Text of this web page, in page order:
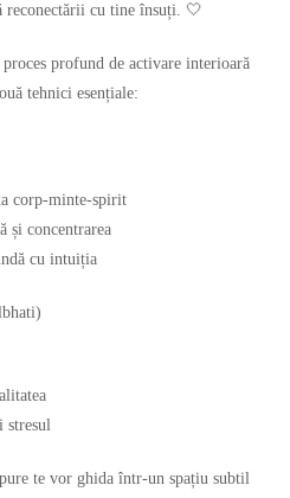
reconectării cu tine însuți. 🤍
profund de activare interioară
tehnici esențiale:
corp-minte-spirit
și concentrarea
cu intuiția
stresul
te vor ghida într-un spațiu subtil